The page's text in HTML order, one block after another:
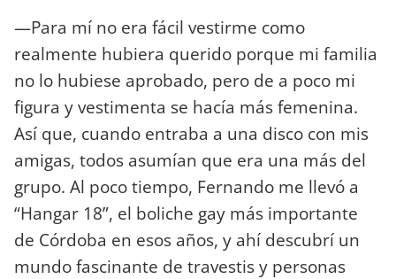
—Para mí no era fácil vestirme como
realmente hubiera querido porque mi familia
no lo hubiese aprobado, pero de a poco mi
figura y vestimenta se hacía más femenina.
Así que, cuando entraba a una disco con mis
amigas, todos asumían que era una más del
grupo. Al poco tiempo, Fernando me llevó a
“Hangar 18”, el boliche gay más importante
de Córdoba en esos años, y ahí descubrí un
mundo fascinante de travestis y personas